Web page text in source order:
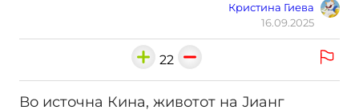
Кристина Гиева
16.09.2025
22
Во источна Кина, животот на Јианг